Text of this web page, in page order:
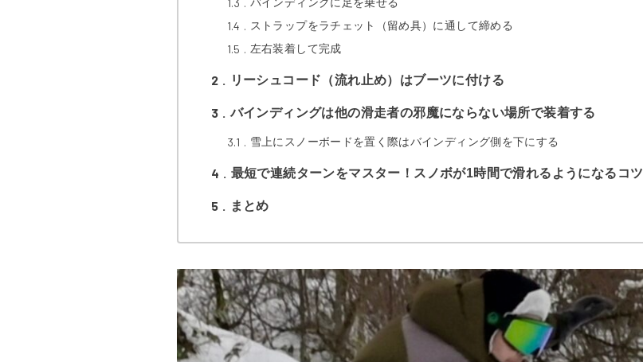
1.3
1.4 ストラップをラチェット（留め具）に通して締める
1.5 左右装着して完成
2 リーシュコード（流れ止め）はブーツに付ける
3 バインディングは他の滑走者の邪魔にならない場所で装着する
3.1 雪上にスノーボードを置く際はバインディング側を下にする
4 最短で連続ターンをマスター！スノボが1時間で滑れるようになるコツ
5 まとめ